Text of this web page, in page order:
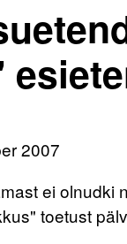
2007
ei olnudki
toetust